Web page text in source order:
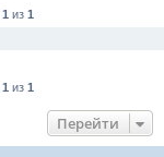
1 из 1
1 из 1
Перейти